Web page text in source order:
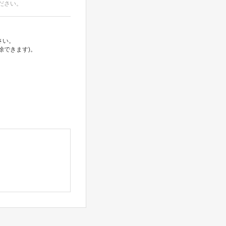
い。
。
きます)。